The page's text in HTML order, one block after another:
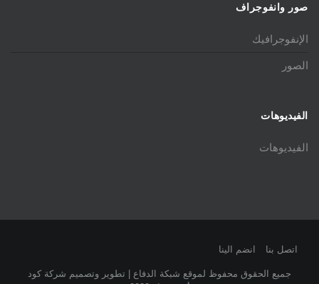
صور وانفوجراف
الإنفوجرافيك
الصور
الفيديوهات
الفيديوهات
اتصل بنا انضم الينا
جميع الحقوق محفوظ لموقع شبكة الدفاع | تطوير وتصميم شركة كود